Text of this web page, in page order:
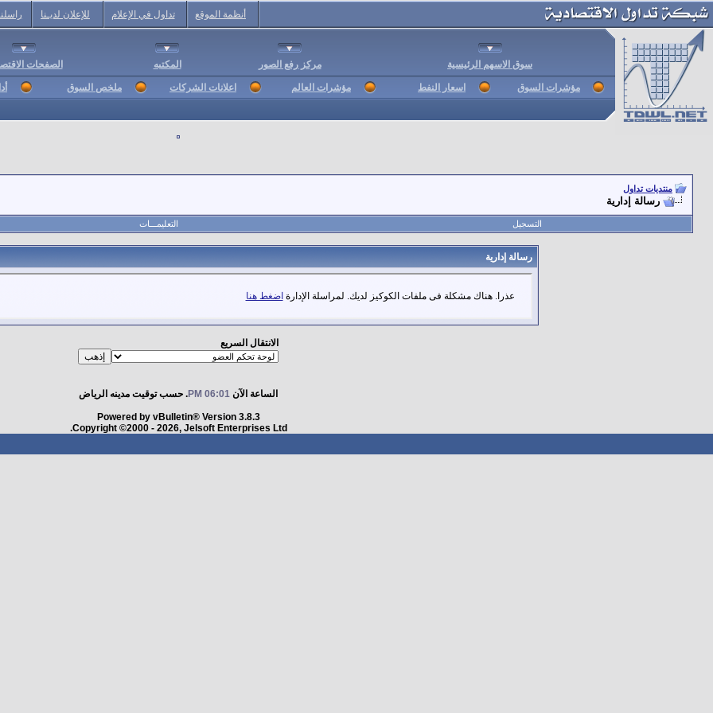
أنظمة الموقع تداول في الإعلام للإعلان لديـنا
سوق الاسهم الرئيسية مركز رفع الصور المكتبه الصفحات
مؤشرات السوق اسعار النفط مؤشرات العالم اعلانات الشركات ملخص السوق
منتديات تداول
رسالة إدارية
التسجيل التعليمـــات
رسالة إدارية
عذرا. هناك مشكلة فى ملفات الكوكيز لديك. لمراسلة الإدارة اضغط هنا
الانتقال السريع
الساعة الآن 06:01 PM . حسب توقيت مدينه الرياض
Powered by vBulletin® Version 3.8.3
Copyright ©2000 - 2026, Jelsoft Enterprises Ltd.